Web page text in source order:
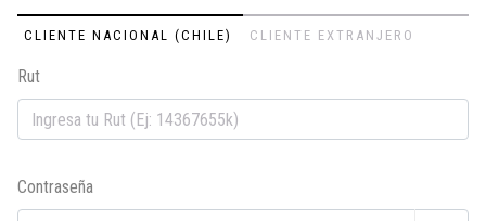
CLIENTE NACIONAL (CHILE) CLIENTE EXTRANJERO
Rut
Contraseña